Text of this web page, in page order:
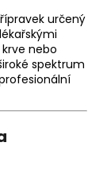
určený
nebo
spektrum